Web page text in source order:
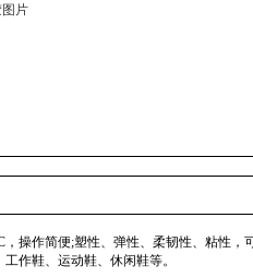
，操作简便;塑性、弹性、柔韧性、粘性，
作鞋、运动鞋、休闲鞋等。